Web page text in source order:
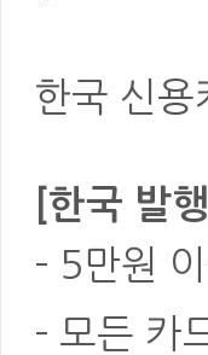
한국 신
[한국 발
- 5만원
- 모든 카